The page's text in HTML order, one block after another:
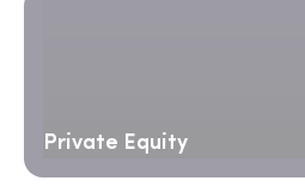
Private Equity